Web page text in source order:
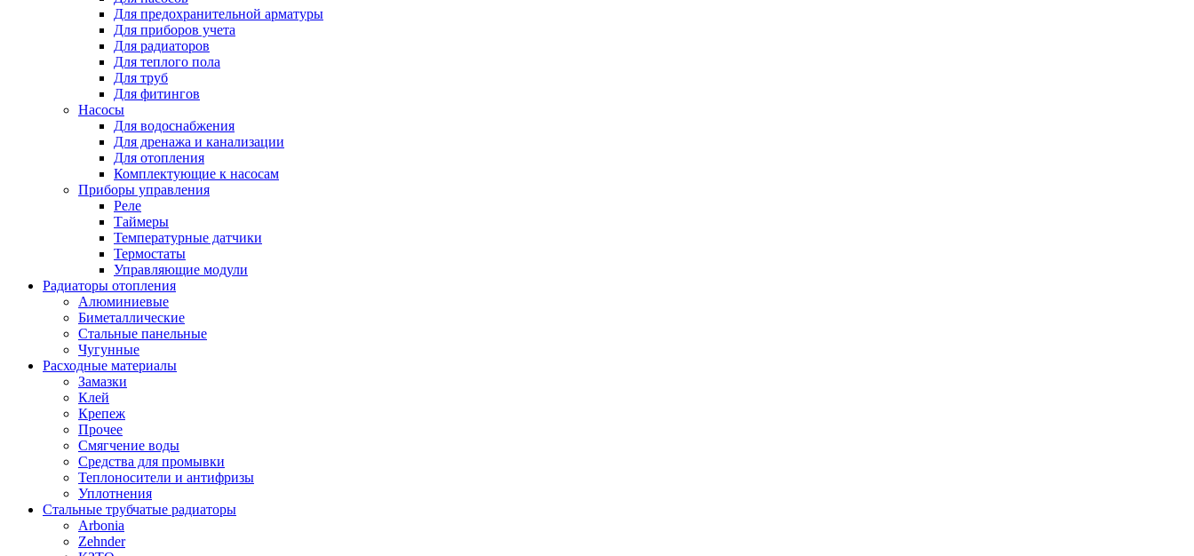
Для предохранительной арматуры
Для приборов учета
Для радиаторов
Для теплого пола
Для труб
Для фитингов
Насосы
Для водоснабжения
Для дренажа и канализации
Для отопления
Комплектующие к насосам
Приборы управления
Реле
Таймеры
Температурные датчики
Термостаты
Управляющие модули
Радиаторы отопления
Алюминиевые
Биметаллические
Стальные панельные
Чугунные
Расходные материалы
Замазки
Клей
Крепеж
Прочее
Смягчение воды
Средства для промывки
Теплоносители и антифризы
Уплотнения
Стальные трубчатые радиаторы
Arbonia
Zehnder